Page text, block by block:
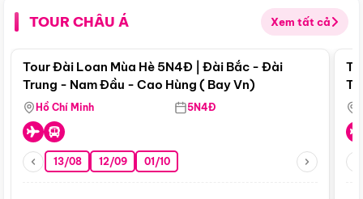
TOUR CHÂU Á Xem tất cả
Điểm nổi bật
Tour Đài Loan Mùa Hè 5N4Đ | Đài Bắc - Đài
Trung - Nam Đầu - Cao Hùng ( Bay Vn)
Hồ Chí Minh 5N4Đ
13/08 12/09 01/10